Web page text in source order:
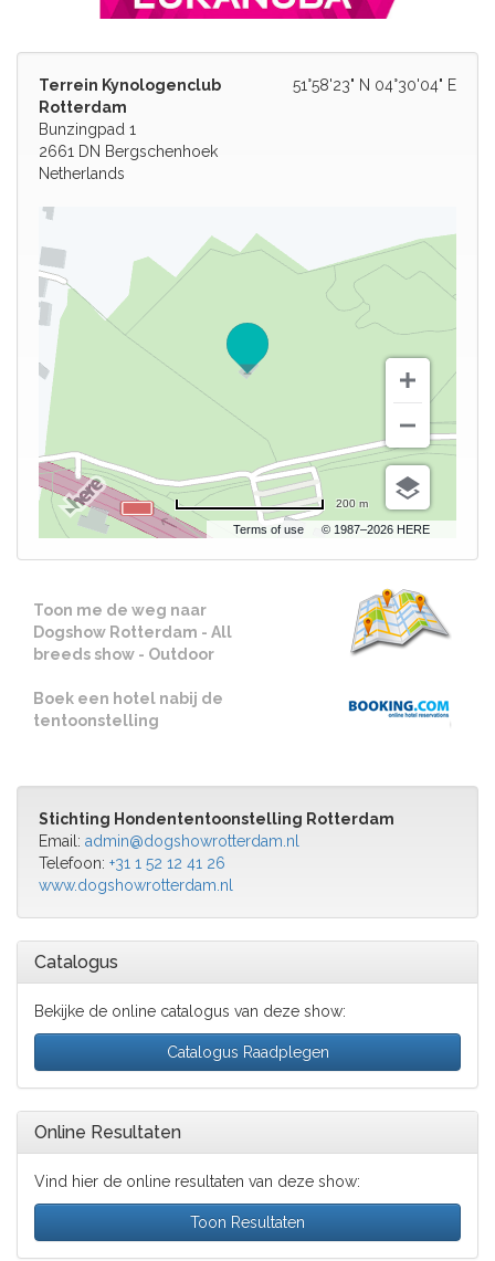
51°58'23" N 04°30'04" E
Terrein Kynologenclub
Rotterdam
Bunzingpad 1
2661 DN Bergschenhoek
Netherlands
Terms of use © 1987–2026 HERE
200 m
Toon me de weg naar
Dogshow Rotterdam - All
breeds show - Outdoor
Boek een hotel nabij de
tentoonstelling
Stichting Hondententoonstelling Rotterdam
Email: admin@dogshowrotterdam.nl
Telefoon: +31 1 52 12 41 26
www.dogshowrotterdam.nl
Catalogus
Bekijke de online catalogus van deze show:
Catalogus Raadplegen
Online Resultaten
Vind hier de online resultaten van deze show:
Toon Resultaten